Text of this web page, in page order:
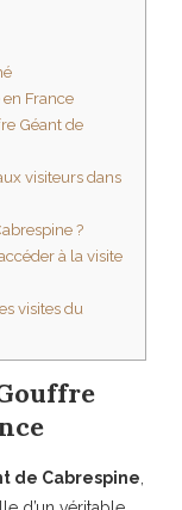
France
Géant de
visiteurs dans
?
à la visite
visites du
de Cabrespine